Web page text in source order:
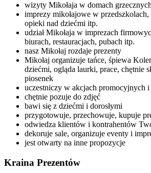
wizyty Mikołaja w domach
imprezy mikołajowe w przedszkolach,
opieki nad dziećmi itp.
udział Mikołaja w imprezach
biurach, restauracjach, pubach itp.
nasz Mikołaj rozdaje prezenty
Mikołaj organizuje tańce, śpiewa
dziećmi, ogląda laurki, prace, chętnie
piosenek
uczestniczy w akcjach promocyjnych
chętnie pozuje do zdjęć
bawi się z dziećmi i dorosłymi
przygotowuje, przechowuje, kupuje
odwiedza klientów i kontrahentów
dekoruje sale, organizuje eventy i
jest otwarty na inne propozycje
Kraina Prezentów